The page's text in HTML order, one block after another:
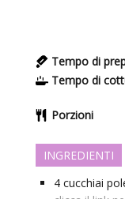
Tempo di
Tempo di
Porzioni
INGREDIENTI
4 cucchiai